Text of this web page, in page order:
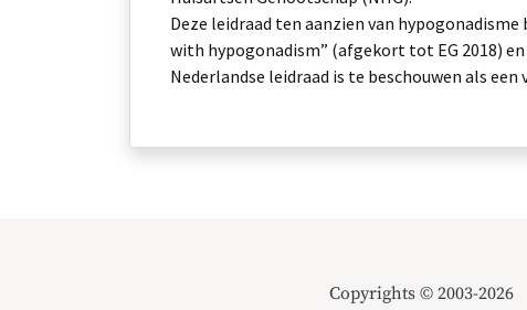
Deze leidraad ten aanzien van
with hypogonadism” (afgekort tot EG 2018)
Nederlandse leidraad is te beschouwen als
Copyrights © 2003-2026